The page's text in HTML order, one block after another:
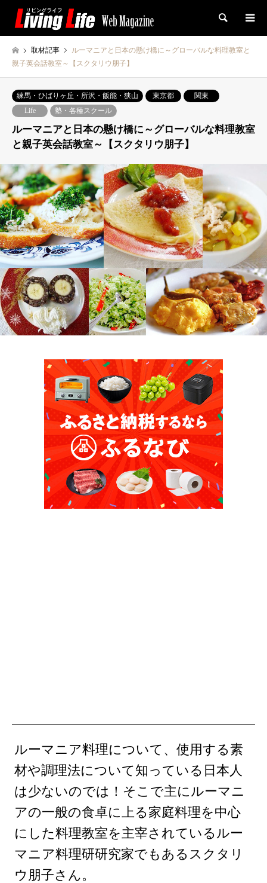
検索
取材記事
ルーマニアと日本の懸け橋に～グローバルな料理教室と
親子英会話教室～【スクタリウ朋子】
練馬・ひばりヶ丘・所沢・飯能・狭山 東京都
関東
Life
塾・各種スクール
ルーマニアと日本の懸け橋に～グローバルな料理教室
と親子英会話教室～【スクタリウ朋子】
ルーマニア料理について、使用する素
材や調理法について知っている日本人
は少ないのでは！そこで主にルーマニ
アの一般の食卓に上る家庭料理を中心
にした料理教室を主宰されているルー
マニア料理研研究家でもあるスクタリ
ウ朋子さん。